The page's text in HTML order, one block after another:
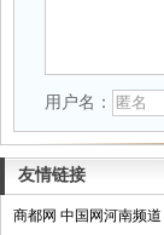
用户名：
友情链接
商都网 中国网河南频道